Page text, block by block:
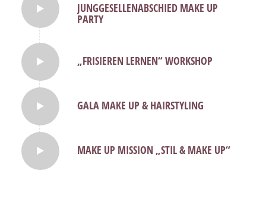
JUNGGESELLENABSCHIED MAKE UP
PARTY
„FRISIEREN LERNEN“ WORKSHOP
GALA MAKE UP & HAIRSTYLING
MAKE UP MISSION „STIL & MAKE UP“